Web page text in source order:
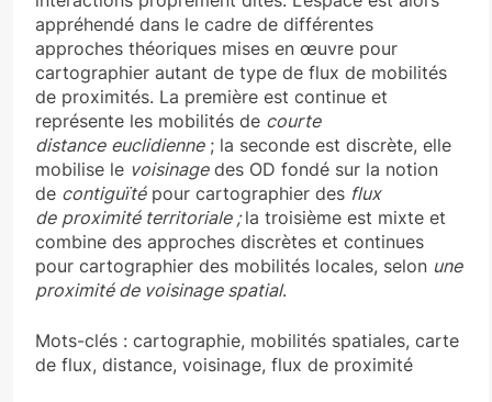
appréhendé dans le cadre de différentes
approches théoriques mises en œuvre pour
cartographier autant de type de flux de mobilités
de proximités. La première est continue et
représente les mobilités de courte
distance euclidienne; la seconde est discrète, elle
mobilise le voisinagedes OD fondé sur la notion
de contiguïtépour cartographier des flux
de proximité territoriale ;la troisième est mixte et
combine des approches discrètes et continues
pour cartographier des mobilités locales, selon une
proximité de voisinage spatial.
Mots-clés : cartographie, mobilités spatiales, carte
de flux, distance, voisinage, flux de proximité